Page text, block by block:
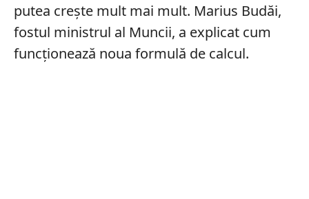
putea crește mult mai mult. Marius Budăi,
fostul ministrul al Muncii, a explicat cum
funcționează noua formulă de calcul.